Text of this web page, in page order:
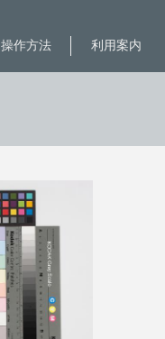
利用案内
操作方法